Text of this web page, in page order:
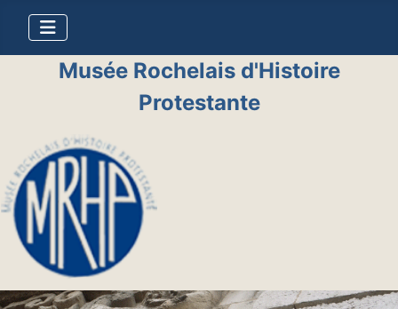
Musée Rochelais d'Histoire
Protestante